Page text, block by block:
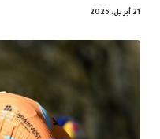
21 أبريل، 2026